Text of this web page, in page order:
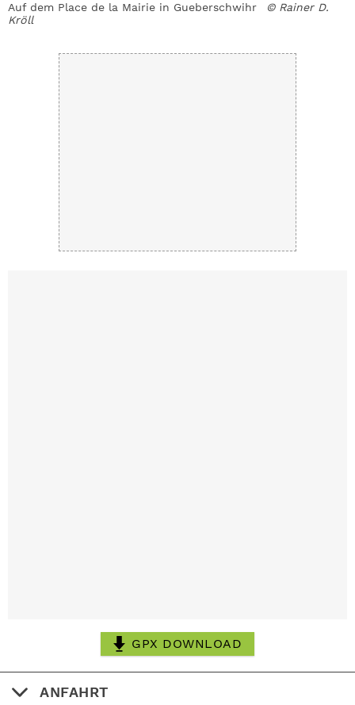
Auf dem Place de la Mairie in Gueberschwihr
© Rainer D.
Kröll
GPX DOWNLOAD
ANFAHRT